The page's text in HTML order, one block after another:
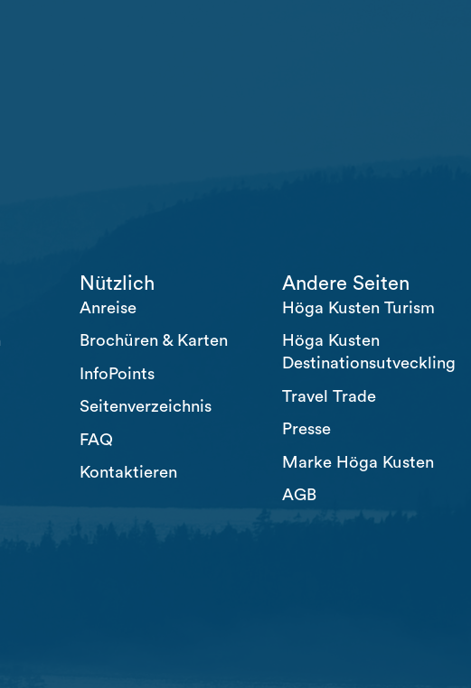
Nützlich
Anreise
Brochüren & Karten
InfoPoints
Seitenverzeichnis
FAQ
Kontaktieren
Andere Seiten
Höga Kusten Turism
Höga Kusten
Destinationsutveckling
Travel Trade
Presse
Marke Höga Kusten
AGB